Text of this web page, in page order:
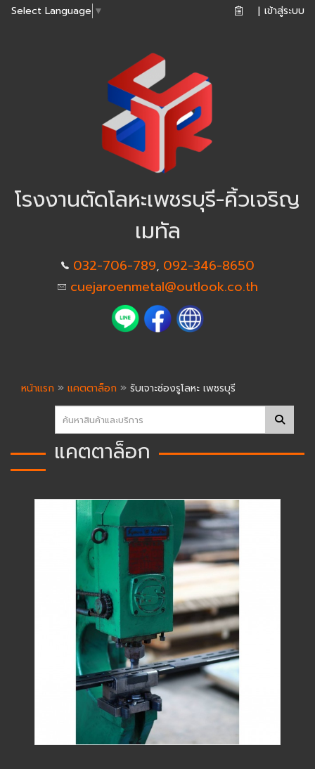
Select Language ▼ | เข้าสู่ระบบ
โรงงานตัดโลหะเพชรบุรี-คิ้วเจริญ
เมทัล
032-706-789, 092-346-8650
cuejaroenmetal@outlook.co.th
หน้าแรก » แคตตาล็อก » รับเจาะช่องรูโลหะ เพชรบุรี
แคตตาล็อก